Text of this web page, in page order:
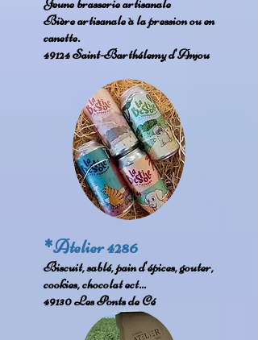
Jeune brasserie artisanale
Bière artisanale à la pression ou en
canette.
49124 Saint-Barthélemy d'Anjou
*Atelier 4286
Biscuit, sablé, pain d'épices, gouter,
cookies, chocolat ect...
49130 Les Ponts de Cé